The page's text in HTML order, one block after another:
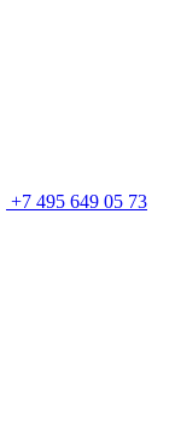
+7 495 649 05 73